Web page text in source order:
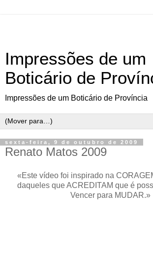
Impressões de um
Boticário de
Impressões de um Boticário de Província
sexta-feira, 9 de outubro de 2009
Renato Matos 2009
«Este vídeo foi inspirado na
daqueles que ACREDITAM que é
Vencer para MUDAR.»